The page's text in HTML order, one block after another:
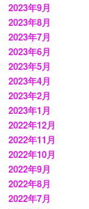
2023年9月
2023年8月
2023年7月
2023年6月
2023年5月
2023年4月
2023年2月
2023年1月
2022年12月
2022年11月
2022年10月
2022年9月
2022年8月
2022年7月